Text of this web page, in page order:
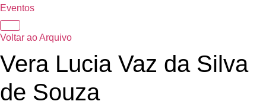
Eventos
Voltar ao Arquivo
Vera Lucia Vaz da Silva
de Souza